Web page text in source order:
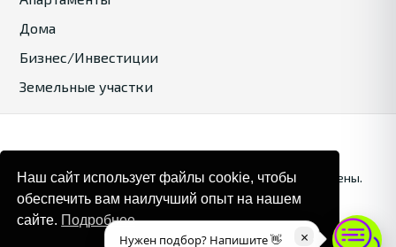
Дома
Бизнес/Инвестиции
Земельные участки
© 2025. Bulgaria Tours by Inrealr4u. Все права зашищены.
Карта сайта Политика конфиденциальности
×
Нужен подбор? Напишите 👋
Наш сайт использует файлы cookie, чтобы
обеспечить вам наилучший опыт на нашем
сайте. Подробнее